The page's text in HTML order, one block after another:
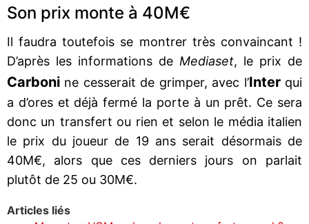
Son prix monte à 40M€
Il faudra toutefois se montrer très convaincant !
D’après les informations de Mediaset, le prix de
Carboni ne cesserait de grimper, avec l’Interqui
a d’ores et déjà fermé la porte à un prêt. Ce sera
donc un transfert ou rien et selon le média italien
le prix du joueur de 19 ans serait désormais de
40M€, alors que ces derniers jours on parlait
plutôt de 25 ou 30M€.
Articles liés